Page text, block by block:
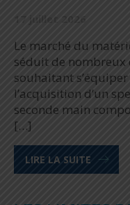
Le marché du
séduit de
souhaitant
l’acquisition d’un
seconde main
[…]
LIRE LA SUITE